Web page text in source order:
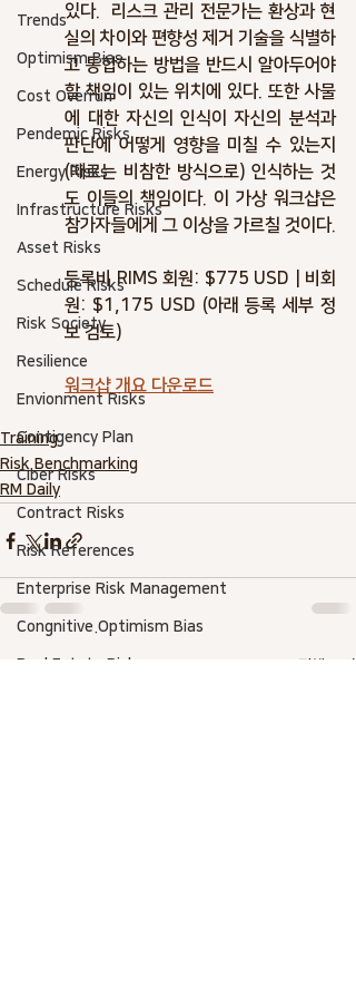
Trends
Optimism Bias
Cost Overrun
Pendemic Risks
Energy Risks
Infrastructure Risks
Asset Risks
Schedule Risks
Risk Society
Resilience
Envionment Risks
Contigency Plan
Ciber Risks
Contract Risks
Risk References
Enterprise Risk Management
Congnitive.Optimism Bias
Real Estate Risks
있다.  리스크 관리 전문가는 환상과 현
실의 차이와 편향성 제거 기술을 식별하
고 통합하는 방법을 반드시 알아두어야
할 책임이 있는 위치에 있다. 또한 사물
에 대한 자신의 인식이 자신의 분석과
판단에 어떻게 영향을 미칠 수 있는지
(때로는 비참한 방식으로) 인식하는 것
도 이들의 책임이다. 이 가상 워크샵은
등록비 RIMS 회원: $775 USD | 비회
원: $1,175 USD (아래 등록 세부 정
보 검토)
워크샵 개요 다운로드
Training
Risk Benchmarking
RM Daily